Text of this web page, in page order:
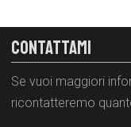
CONTATTAMI
Se vuoi maggiori
ricontatteremo